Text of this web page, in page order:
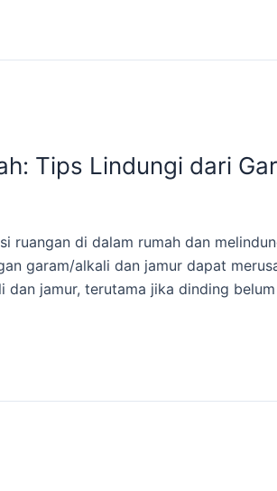
Tips Lindungi dari
ruangan di dalam rumah dan
garam/alkali dan jamur dapat
dan jamur, terutama jika dinding